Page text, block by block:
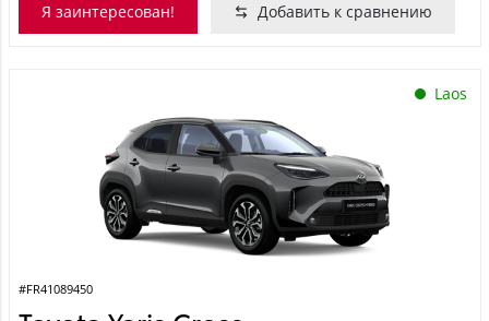
Я заинтересован! Добавить к сравнению
Laos
#FR41089450